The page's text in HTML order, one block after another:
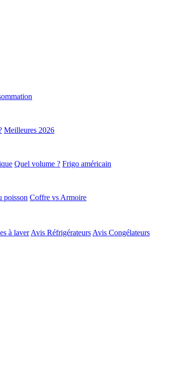
Meilleures 2026
Quel volume ? Frigo américain
poisson Coffre vs Armoire
à laver Avis Réfrigérateurs Avis Congélateurs